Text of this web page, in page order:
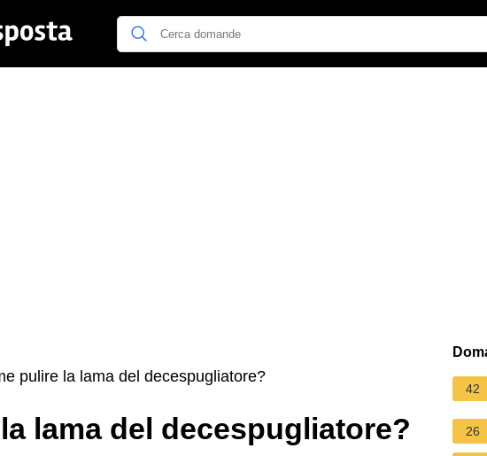
pulire la lama del decespugliatore?
lama del decespugliatore?
42
26